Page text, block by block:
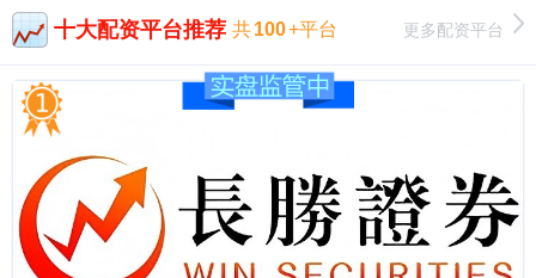
十大配资平台推荐 共100+平台 更多配资平台